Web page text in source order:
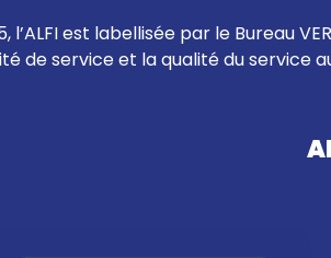
l’ALFI est labellisée par le Bureau
de service et la qualité du service